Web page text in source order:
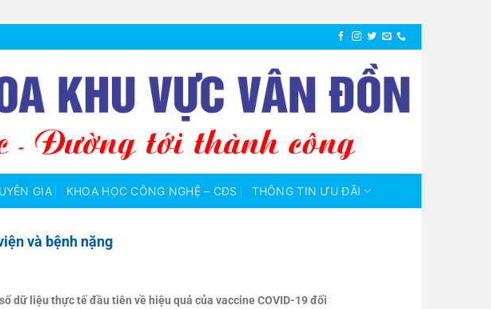
GIA KHOA HỌC CÔNG NGHỆ – CĐS THÔNG TIN ƯU ĐÃI
và bệnh nặng
dữ liệu thực tế đầu tiên về hiệu quả của vaccine COVID-19 đối